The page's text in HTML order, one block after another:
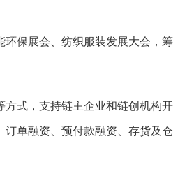
保展会、纺织服装发展大会，筹
式，支持链主企业和链创机构开
单融资、预付款融资、存货及仓